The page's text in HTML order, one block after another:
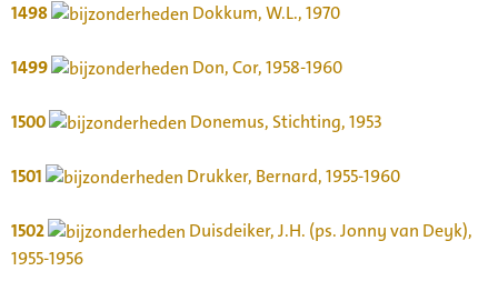
1498 Dokkum, W.L., 1970
1499 Don, Cor, 1958-1960
1500 Donemus, Stichting, 1953
1501 Drukker, Bernard, 1955-1960
1502
Duisdeiker, J.H. (ps. Jonny van Deyk),
1955-1956